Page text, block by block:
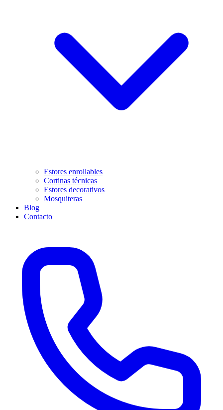
Estores enrollables
Cortinas técnicas
Estores decorativos
Mosquiteras
Blog
Contacto